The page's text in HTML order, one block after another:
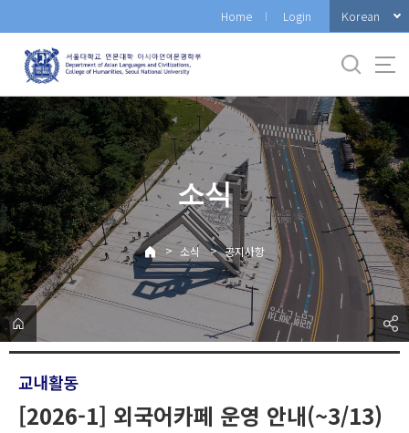
로
메
뉴
Home Login Korean
소식
> 소식 > 공지사항
교내활동
[2026-1] 외국어카페 운영 안내(~3/13)